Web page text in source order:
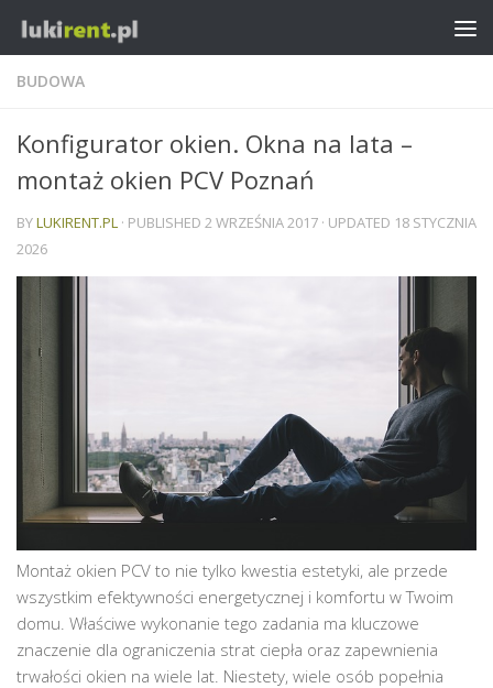
BUDOWA
Konfigurator okien. Okna na lata –
montaż okien PCV Poznań
BYLUKIRENT.PL · PUBLISHED 2 WRZEŚNIA 2017 · UPDATED 18 STYCZNIA
2026
Montaż okien PCV to nie tylko kwestia estetyki, ale przede
wszystkim efektywności energetycznej i komfortu w Twoim
domu. Właściwe wykonanie tego zadania ma kluczowe
znaczenie dla ograniczenia strat ciepła oraz zapewnienia
trwałości okien na wiele lat. Niestety, wiele osób popełnia